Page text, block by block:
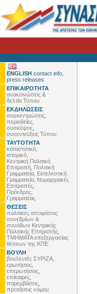
ENGLISH contact info,
press releases
ΕΠΙΚΑΙΡΟΤΗΤΑ
ανακοινώσεις &
δελτία Τύπου
ΕΚΔΗΛΩΣΕΙΣ
συγκεντρώσεις,
περιοδείες,
συσκέψεις,
συνεντεύξεις Τύπου
ΤΑΥΤΟΤΗΤΑ
καταστατικό,
ιστορικό,
Κεντρική Πολιτική
Επιτροπή, Πολιτική
Γραμματεία, Εκτελεστική
Γραμματεία, Νομαρχιακές
Επιτροπές,
Πρόεδρος,
Γραμματέας
ΘΕΣΕΙΣ
πολιτικές αποφάσεις
συνεδρίων &
συνόδων Κεντρικής
Πολιτικής Επιτροπής,
ΤΜΗΜΑΤΑ επεξεργασίας
θέσεων της ΚΠΕ
ΒΟΥΛΗ
βουλευτές ΣΥΡΙΖΑ,
ερωτήσεις,
επερωτήσεις,
επίκαιρες,
παρεμβάσεις,
προτάσεις νόμου